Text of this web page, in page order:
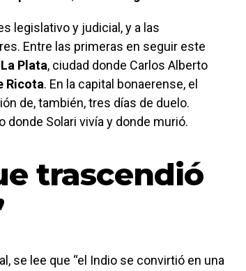
legislativo y judicial, y a las
Entre las primeras en seguir este
La Plata, ciudad donde Carlos Alberto
Ricota. En la capital bonaerense, el
de, también, tres días de duelo.
Solari vivía y donde murió.
trascendió
se lee que “el Indio se convirtió en una